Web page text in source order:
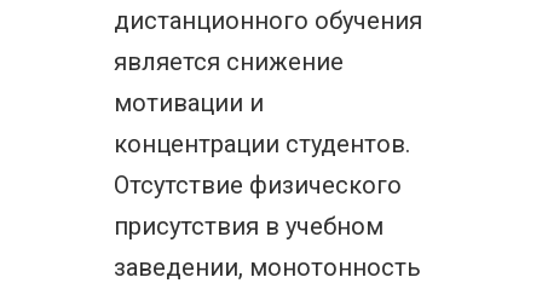
дистанционного обучения
является снижение
мотивации и
концентрации студентов.
Отсутствие физического
присутствия в учебном
заведении, монотонность